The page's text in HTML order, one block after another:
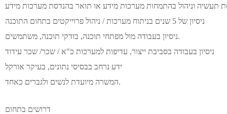
תעשיה וניהול בהתמחות מערכות מידע או תואר בהנדסת מערכות מידע
ניסיון של 5 שנים בניתוח מערכות / ניהול פרוייקטים בתחום התוכנה
ניסיון בעבודה מול מפתחי תוכנה, בודקי תוכנה, משתמשים.
ניסיון בעבודה בסביבת ייצור, עדיפות למערכות כ"א / שכר/ שכר עידוד
ידע נרחב בבסיסי נתונים, בעיקר אורקל
המשרה מיועדת לנשים ולגברים כאחד.
דרושים בתחום